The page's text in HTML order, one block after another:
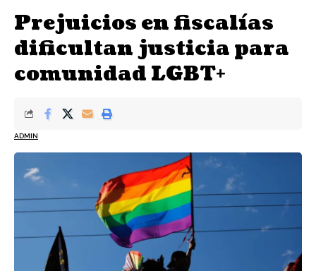
Prejuicios en fiscalías
dificultan justicia para
comunidad LGBT+
ADMIN